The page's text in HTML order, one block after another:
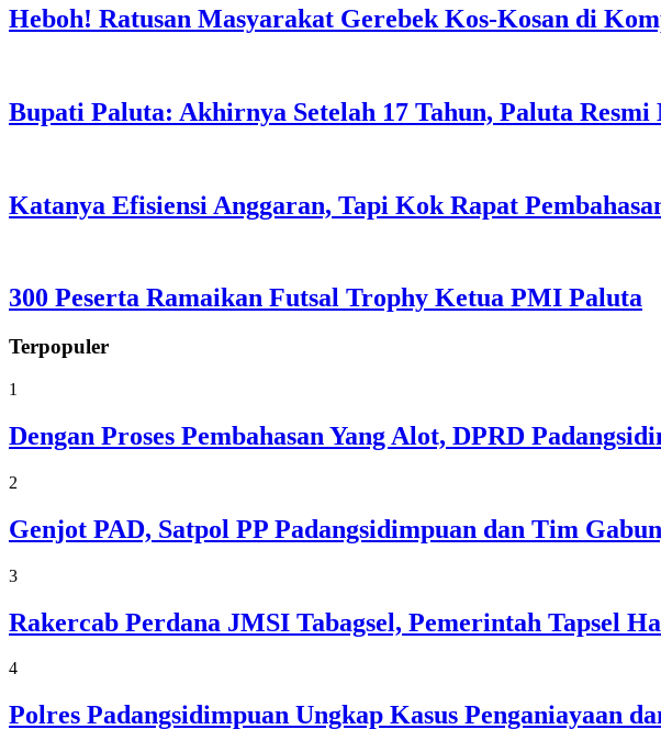
Heboh! Ratusan Masyarakat Gerebek Kos-Kosan di
Bupati Paluta: Akhirnya Setelah 17 Tahun, Paluta
Katanya Efisiensi Anggaran, Tapi Kok Rapat
300 Peserta Ramaikan Futsal Trophy Ketua PMI Paluta
Terpopuler
1
Dengan Proses Pembahasan Yang Alot, DPRD
2
Genjot PAD, Satpol PP Padangsidimpuan dan Tim
3
Rakercab Perdana JMSI Tabagsel, Pemerintah Tapsel
4
Polres Padangsidimpuan Ungkap Kasus Penganiayaan